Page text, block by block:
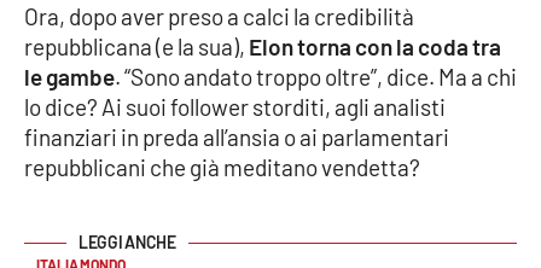
Reggio Calabria
Cosenza
Lamezia Terme
Ora, dopo aver preso a calci la credibilità
repubblicana (e la sua), Elon torna con la coda tra
le gambe. “Sono andato troppo oltre”, dice. Ma a chi
lo dice? Ai suoi follower storditi, agli analisti
finanziari in preda all’ansia o ai parlamentari
repubblicani che già meditano vendetta?
ITALIA MONDO